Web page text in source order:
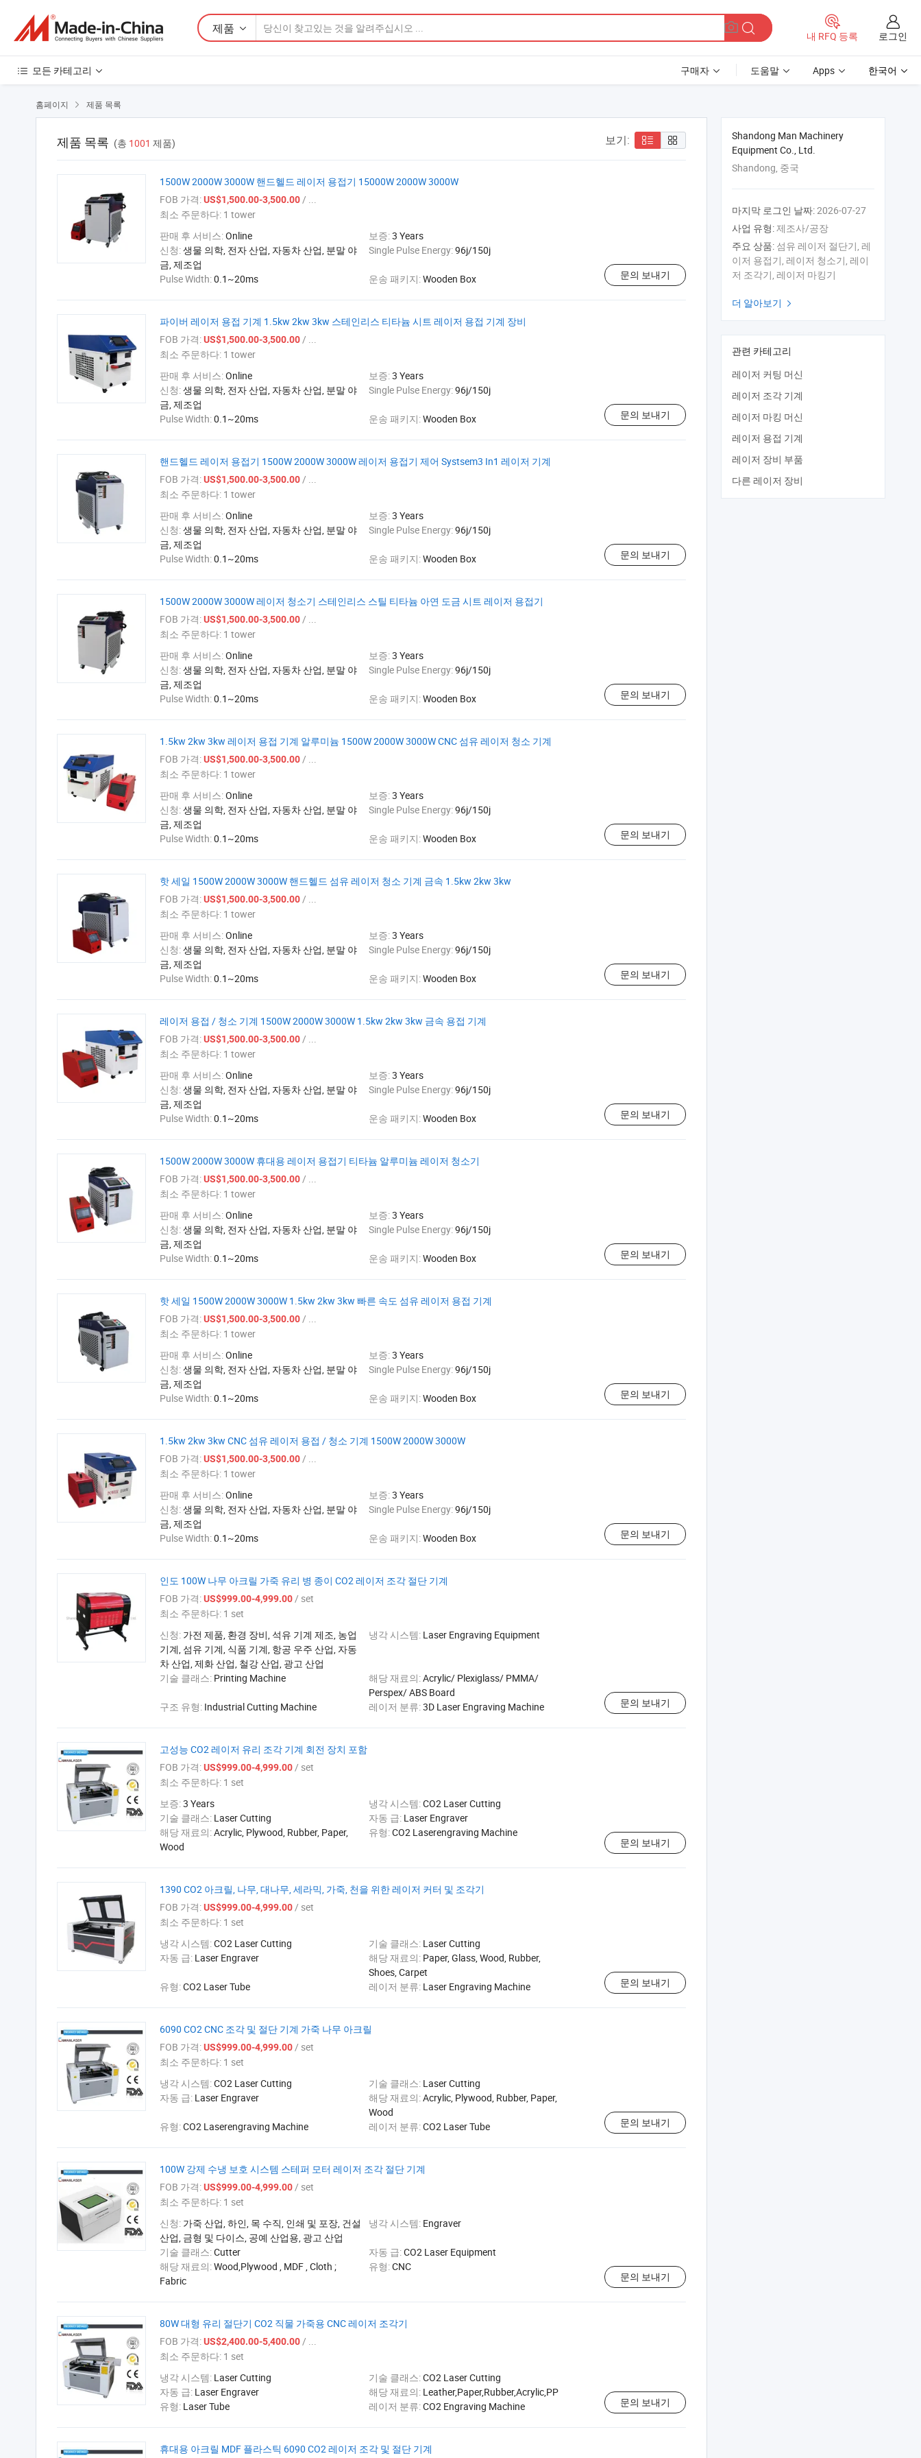
제품
내 RFQ 등록 로그인
모든 카테고리 구매자 도움말 Apps 한국어
홈페이지  제품 목록
제품 목록 (총 1001 제품) 보기:
1500W 2000W 3000W 핸드헬드 레이저 용접기 15000W 2000W 3000W
FOB 가격:US$1,500.00-3,500.00/ ...
최소 주문하다: 1 tower
판매 후 서비스:Online 보증:3 Years
신청:생물 의학, 전자 산업, 자동차 산업, 분말 야
금, 제조업
Single Pulse Energy:96j/150j
Pulse Width:0.1~20ms 운송 패키지:Wooden Box 문의 보내기
파이버 레이저 용접 기계 1.5kw 2kw 3kw 스테인리스 티타늄 시트 레이저 용접 기계 장비
FOB 가격:US$1,500.00-3,500.00/ ...
최소 주문하다: 1 tower
판매 후 서비스:Online 보증:3 Years
신청:생물 의학, 전자 산업, 자동차 산업, 분말 야
금, 제조업
Single Pulse Energy:96j/150j
Pulse Width:0.1~20ms 운송 패키지:Wooden Box 문의 보내기
핸드헬드 레이저 용접기 1500W 2000W 3000W 레이저 용접기 제어 Systsem3 In1 레이저 기계
FOB 가격:US$1,500.00-3,500.00/ ...
최소 주문하다: 1 tower
판매 후 서비스:Online 보증:3 Years
신청:생물 의학, 전자 산업, 자동차 산업, 분말 야
금, 제조업
Single Pulse Energy:96j/150j
Pulse Width:0.1~20ms 운송 패키지:Wooden Box 문의 보내기
1500W 2000W 3000W 레이저 청소기 스테인리스 스틸 티타늄 아연 도금 시트 레이저 용접기
FOB 가격:US$1,500.00-3,500.00/ ...
최소 주문하다: 1 tower
판매 후 서비스:Online 보증:3 Years
신청:생물 의학, 전자 산업, 자동차 산업, 분말 야
금, 제조업
Single Pulse Energy:96j/150j
Pulse Width:0.1~20ms 운송 패키지:Wooden Box 문의 보내기
1.5kw 2kw 3kw 레이저 용접 기계 알루미늄 1500W 2000W 3000W CNC 섬유 레이저 청소 기계
FOB 가격:US$1,500.00-3,500.00/ ...
최소 주문하다: 1 tower
판매 후 서비스:Online 보증:3 Years
신청:생물 의학, 전자 산업, 자동차 산업, 분말 야
금, 제조업
Single Pulse Energy:96j/150j
Pulse Width:0.1~20ms 운송 패키지:Wooden Box 문의 보내기
핫 세일 1500W 2000W 3000W 핸드헬드 섬유 레이저 청소 기계 금속 1.5kw 2kw 3kw
FOB 가격:US$1,500.00-3,500.00/ ...
최소 주문하다: 1 tower
판매 후 서비스:Online 보증:3 Years
신청:생물 의학, 전자 산업, 자동차 산업, 분말 야
금, 제조업
Single Pulse Energy:96j/150j
Pulse Width:0.1~20ms 운송 패키지:Wooden Box 문의 보내기
레이저 용접 / 청소 기계 1500W 2000W 3000W 1.5kw 2kw 3kw 금속 용접 기계
FOB 가격:US$1,500.00-3,500.00/ ...
최소 주문하다: 1 tower
판매 후 서비스:Online 보증:3 Years
신청:생물 의학, 전자 산업, 자동차 산업, 분말 야
금, 제조업
Single Pulse Energy:96j/150j
Pulse Width:0.1~20ms 운송 패키지:Wooden Box 문의 보내기
1500W 2000W 3000W 휴대용 레이저 용접기 티타늄 알루미늄 레이저 청소기
FOB 가격:US$1,500.00-3,500.00/ ...
최소 주문하다: 1 tower
판매 후 서비스:Online 보증:3 Years
신청:생물 의학, 전자 산업, 자동차 산업, 분말 야
금, 제조업
Single Pulse Energy:96j/150j
Pulse Width:0.1~20ms 운송 패키지:Wooden Box 문의 보내기
핫 세일 1500W 2000W 3000W 1.5kw 2kw 3kw 빠른 속도 섬유 레이저 용접 기계
FOB 가격:US$1,500.00-3,500.00/ ...
최소 주문하다: 1 tower
판매 후 서비스:Online 보증:3 Years
신청:생물 의학, 전자 산업, 자동차 산업, 분말 야
금, 제조업
Single Pulse Energy:96j/150j
Pulse Width:0.1~20ms 운송 패키지:Wooden Box 문의 보내기
1.5kw 2kw 3kw CNC 섬유 레이저 용접 / 청소 기계 1500W 2000W 3000W
FOB 가격:US$1,500.00-3,500.00/ ...
최소 주문하다: 1 tower
판매 후 서비스:Online 보증:3 Years
신청:생물 의학, 전자 산업, 자동차 산업, 분말 야
금, 제조업
Single Pulse Energy:96j/150j
Pulse Width:0.1~20ms 운송 패키지:Wooden Box 문의 보내기
인도 100W 나무 아크릴 가죽 유리 병 종이 CO2 레이저 조각 절단 기계
FOB 가격:US$999.00-4,999.00/ set
최소 주문하다: 1 set
신청: 가전​​ 제품, 환경 장비, 석유 기계 제조, 농업
기계, 섬유 기계, 식품 기계, 항공 우주 산업, 자동
차 산업, 제화 산업, 철강 산업, 광고 산업
냉각 시스템: Laser Engraving Equipment
기술 클래스: Printing Machine 해당 재료의:Acrylic/ Plexiglass/ PMMA/
Perspex/ ABS Board
구조 유형: Industrial Cutting Machine 레이저 분류:3D Laser Engraving Machine 문의 보내기
고성능 CO2 레이저 유리 조각 기계 회전 장치 포함
FOB 가격:US$999.00-4,999.00/ set
최소 주문하다: 1 set
보증:3 Years 냉각 시스템:CO2 Laser Cutting
기술 클래스: Laser Cutting 자동 급: Laser Engraver
해당 재료의:Acrylic, Plywood, Rubber, Paper,
Wood
유형:CO2 Laserengraving Machine
문의 보내기
1390 CO2 아크릴, 나무, 대나무, 세라믹, 가죽, 천을 위한 레이저 커터 및 조각기
FOB 가격:US$999.00-4,999.00/ set
최소 주문하다: 1 set
냉각 시스템:CO2 Laser Cutting 기술 클래스: Laser Cutting
자동 급: Laser Engraver 해당 재료의: Paper, Glass, Wood, Rubber,
Shoes, Carpet
유형:CO2 Laser Tube 레이저 분류: Laser Engraving Machine 문의 보내기
6090 CO2 CNC 조각 및 절단 기계 가죽 나무 아크릴
FOB 가격:US$999.00-4,999.00/ set
최소 주문하다: 1 set
냉각 시스템:CO2 Laser Cutting 기술 클래스: Laser Cutting
자동 급: Laser Engraver 해당 재료의:Acrylic, Plywood, Rubber, Paper,
Wood
유형:CO2 Laserengraving Machine 레이저 분류:CO2 Laser Tube 문의 보내기
100W 강제 수냉 보호 시스템 스테퍼 모터 레이저 조각 절단 기계
FOB 가격:US$999.00-4,999.00/ set
최소 주문하다: 1 set
신청: 가죽 산업, 하인, 목 수직, 인쇄 및 포장, 건설
산업, 금형 및 다이스, 공예 산업용, 광고 산업
냉각 시스템: Engraver
기술 클래스:Cutter 자동 급:CO2 Laser Equipment
해당 재료의:Wood,Plywood , MDF , Cloth ;
Fabric
유형:CNC
문의 보내기
80W 대형 유리 절단기 CO2 직물 가죽용 CNC 레이저 조각기
FOB 가격:US$2,400.00-5,400.00/ ...
최소 주문하다: 1 set
냉각 시스템: Laser Cutting 기술 클래스:CO2 Laser Cutting
자동 급: Laser Engraver 해당 재료의: Leather,Paper,Rubber,Acrylic,PP
유형: Laser Tube 레이저 분류:CO2 Engraving Machine 문의 보내기
휴대용 아크릴 MDF 플라스틱 6090 CO2 레이저 조각 및 절단 기계
Shandong Man Machinery
Equipment Co., Ltd.
Shandong, 중국
마지막 로그인 날짜:2026-07-27
사업 유형:제조사/공장
주요 상품: 섬유 레이저 절단기, 레
이저 용접기, 레이저 청소기, 레이
저 조각기, 레이저 마킹기
더 알아보기 
관련 카테고리
레이저 커팅 머신
레이저 조각 기계
레이저 마킹 머신
레이저 용접 기계
레이저 장비 부품
다른 레이저 장비